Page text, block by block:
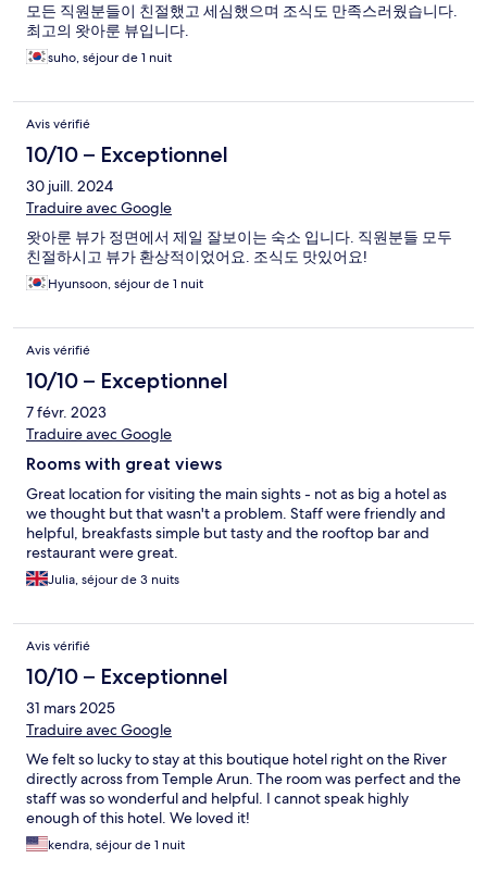
모든 직원분들이 친절했고 세심했으며 조식도 만족스러웠습니다.
최고의 왓아룬 뷰입니다.
suho, séjour de 1 nuit
Avis vérifié
10/10 – Exceptionnel
30 juill. 2024
Traduire avec Google
왓아룬 뷰가 정면에서 제일 잘보이는 숙소 입니다. 직원분들 모두
친절하시고 뷰가 환상적이었어요. 조식도 맛있어요!
Hyunsoon, séjour de 1 nuit
Avis vérifié
10/10 – Exceptionnel
7 févr. 2023
Traduire avec Google
Rooms with great views
Great location for visiting the main sights - not as big a hotel as
we thought but that wasn't a problem. Staff were friendly and
helpful, breakfasts simple but tasty and the rooftop bar and
restaurant were great.
Julia, séjour de 3 nuits
Avis vérifié
10/10 – Exceptionnel
31 mars 2025
Traduire avec Google
We felt so lucky to stay at this boutique hotel right on the River
directly across from Temple Arun. The room was perfect and the
staff was so wonderful and helpful. I cannot speak highly
enough of this hotel. We loved it!
kendra, séjour de 1 nuit